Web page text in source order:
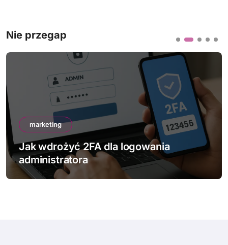
Nie przegap
marketing
Jak wdrożyć 2FA dla logowania
administratora